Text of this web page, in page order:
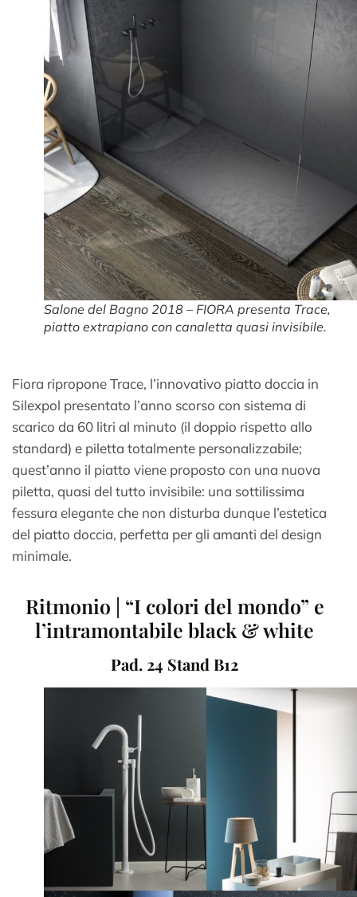
Salone del Bagno 2018 – FIORA presenta Trace,
piatto extrapiano con canaletta quasi invisibile.
Fiora ripropone Trace, l’innovativo piatto doccia in
Silexpol presentato l’anno scorso con sistema di
scarico da 60 litri al minuto (il doppio rispetto allo
standard) e piletta totalmente personalizzabile;
quest’anno il piatto viene proposto con una nuova
piletta, quasi del tutto invisibile: una sottilissima
fessura elegante che non disturba dunque l’estetica
del piatto doccia, perfetta per gli amanti del design
minimale.
Ritmonio | “I colori del mondo” e
l’intramontabile black & white
Pad. 24 Stand B12